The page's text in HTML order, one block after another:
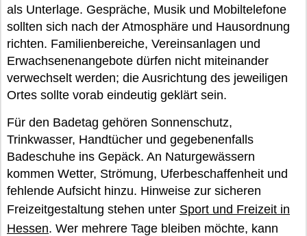
als Unterlage. Gespräche, Musik und Mobiltelefone
sollten sich nach der Atmosphäre und Hausordnung
richten. Familienbereiche, Vereinsanlagen und
Erwachsenenangebote dürfen nicht miteinander
verwechselt werden; die Ausrichtung des jeweiligen
Ortes sollte vorab eindeutig geklärt sein.
Für den Badetag gehören Sonnenschutz,
Trinkwasser, Handtücher und gegebenenfalls
Badeschuhe ins Gepäck. An Naturgewässern
kommen Wetter, Strömung, Uferbeschaffenheit und
fehlende Aufsicht hinzu. Hinweise zur sicheren
Freizeitgestaltung stehen unter Sport und Freizeit in
Hessen. Wer mehrere Tage bleiben möchte, kann